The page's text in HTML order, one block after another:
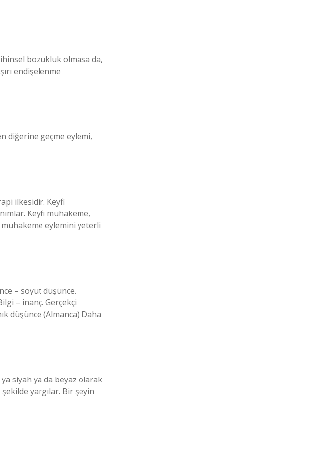
bozukluk olmasa da,
endişelenme
diğerine geçme eylemi,
ilkesidir. Keyfi
Keyfi muhakeme,
eylemini yeterli
– soyut düşünce.
– inanç. Gerçekçi
düşünce (Almanca) Daha
siyah ya da beyaz olarak
yargılar. Bir şeyin